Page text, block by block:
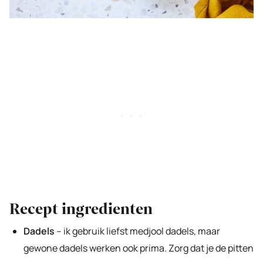
Recept ingredienten
Dadels – ik gebruik liefst medjool dadels, maar
gewone dadels werken ook prima. Zorg dat je de pitten